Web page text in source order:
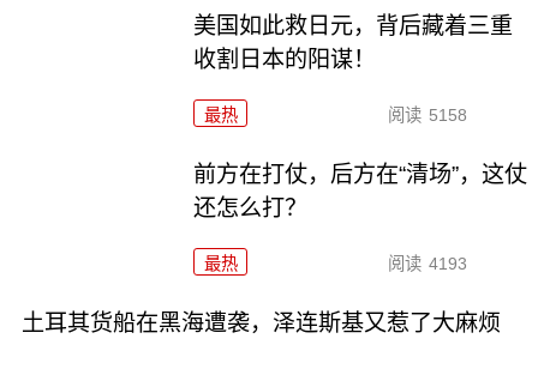
美国如此救日元，背后藏着三重
收割日本的阳谋！
最热 阅读 5158
前方在打仗，后方在“清场”，这仗
还怎么打？
最热 阅读 4193
土耳其货船在黑海遭袭，泽连斯基又惹了大麻烦